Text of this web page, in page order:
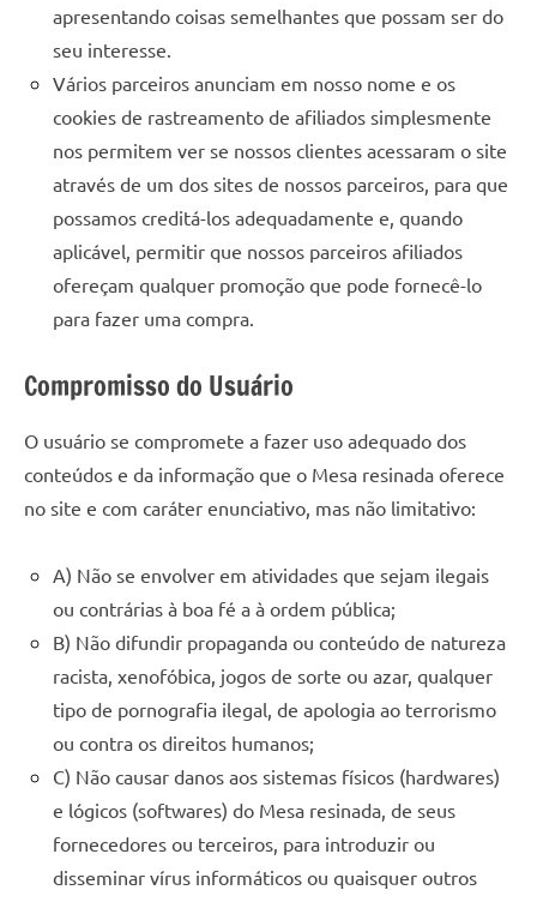
ambiente
com
únicas.
Nosso
conteúdo
focado
práticas
tendências
para
criar
resinada
alta
qualidade,
como
populares
Tables
mesas
apresentando coisas semelhantes que possam ser do
seu interesse.
Vários parceiros anunciam em nosso nome e os
cookies de rastreamento de afiliados simplesmente
nos permitem ver se nossos clientes acessaram o site
através de um dos sites de nossos parceiros, para que
possamos creditá-los adequadamente e, quando
aplicável, permitir que nossos parceiros afiliados
ofereçam qualquer promoção que pode fornecê-lo
para fazer uma compra.
Compromisso do Usuário
O usuário se compromete a fazer uso adequado dos
conteúdos e da informação que o Mesa resinada oferece
no site e com caráter enunciativo, mas não limitativo:
A) Não se envolver em atividades que sejam ilegais
ou contrárias à boa fé a à ordem pública;
B) Não difundir propaganda ou conteúdo de natureza
racista, xenofóbica, jogos de sorte ou azar, qualquer
tipo de pornografia ilegal, de apologia ao terrorismo
ou contra os direitos humanos;
C) Não causar danos aos sistemas físicos (hardwares)
e lógicos (softwares) do Mesa resinada, de seus
fornecedores ou terceiros, para introduzir ou
disseminar vírus informáticos ou quaisquer outros